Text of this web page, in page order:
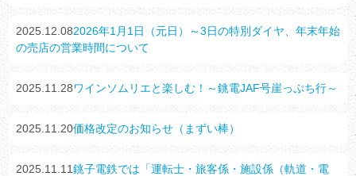
2025.12.082026年1月1日（元日）～3日の特別ダイヤ、年末年始
の売店の営業時間について
2025.11.28ワインソムリエと楽しむ！～銚電JAF号崖っぷち行～
2025.11.20価格改定のお知らせ（まずい棒）
2025.11.11銚子電鉄では「運転士・旅客係・施設係（軌道・電